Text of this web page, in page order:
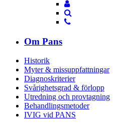
Mina
sidor
Mina
sidor
Sök
Sök
Om Pans
Historik
Myter & missuppfattningar
Diagnoskriterier
Svårighetsgrad & förlopp
Utredning och provtagning
Behandlings­metoder
IVIG vid PANS